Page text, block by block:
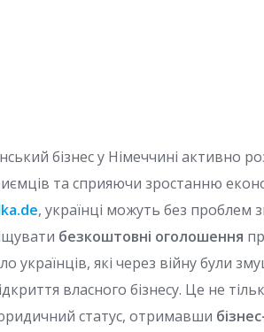
бізнес у Німеччині активно
та сприяючи зростанню
, українці можуть без проблем
безкоштовні оголошення
українців, які через війну були
власного бізнесу. Це не
статус, отримавши